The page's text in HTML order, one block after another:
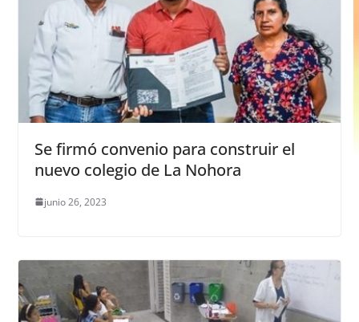
Se firmó convenio para construir el
nuevo colegio de La Nohora
junio 26, 2023